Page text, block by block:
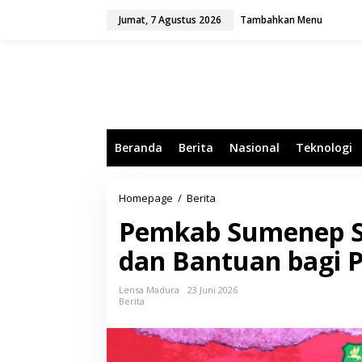
Jumat, 7 Agustus 2026 Tambahkan Menu
Beranda Berita Nasional Teknologi
Homepage / Berita
m
k
a
b
S
e
n
e
Pemkab Sumenep
dan Bantuan bagi
Lensa Madura
23 Juni 2026
Berita